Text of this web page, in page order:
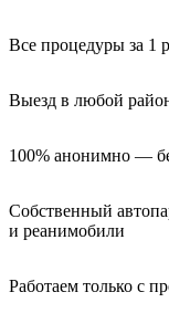
Все процедуры за 1
Выезд в любой
100% анонимно —
Собственный
и реанимобили
Работаем только с